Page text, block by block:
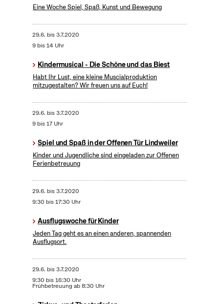
Eine Woche Spiel, Spaß, Kunst und Bewegung
29.6. bis3.7.2020
9 bis 14 Uhr
Kindermusical - Die Schöne und das Biest
Habt Ihr Lust, eine kleine Muscialproduktion
mitzugestalten? Wir freuen uns auf Euch!
29.6. bis3.7.2020
9 bis 17 Uhr
Spiel und Spaß in der Offenen Tür Lindweiler
Kinder und Jugendliche sind eingeladen zur Offenen
Ferienbetreuung
29.6. bis3.7.2020
9:30 bis 17:30 Uhr
Ausflugswoche für Kinder
Jeden Tag geht es an einen anderen, spannenden
Ausflugsort.
29.6. bis3.7.2020
9:30 bis 16:30 Uhr
Frühbetreuung ab 8:30 Uhr